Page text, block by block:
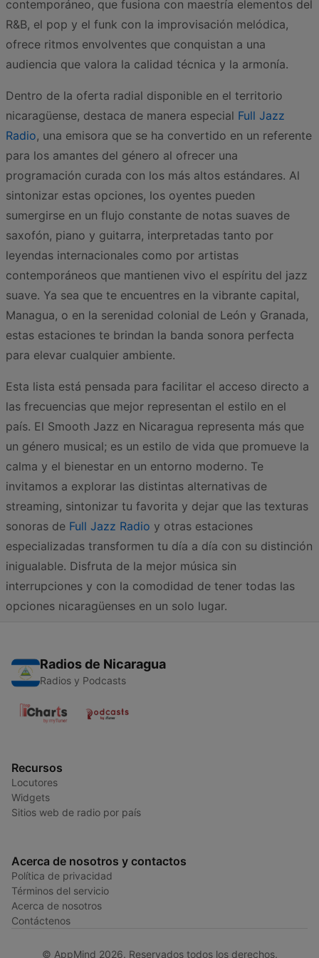
contemporáneo, que fusiona con maestría elementos del
R&B, el pop y el funk con la improvisación melódica,
ofrece ritmos envolventes que conquistan a una
audiencia que valora la calidad técnica y la armonía.
Dentro de la oferta radial disponible en el territorio
nicaragüense, destaca de manera especial Full Jazz
Radio, una emisora que se ha convertido en un referente
para los amantes del género al ofrecer una
programación curada con los más altos estándares. Al
sintonizar estas opciones, los oyentes pueden
sumergirse en un flujo constante de notas suaves de
saxofón, piano y guitarra, interpretadas tanto por
leyendas internacionales como por artistas
contemporáneos que mantienen vivo el espíritu del jazz
suave. Ya sea que te encuentres en la vibrante capital,
Managua, o en la serenidad colonial de León y Granada,
estas estaciones te brindan la banda sonora perfecta
para elevar cualquier ambiente.
Esta lista está pensada para facilitar el acceso directo a
las frecuencias que mejor representan el estilo en el
país. El Smooth Jazz en Nicaragua representa más que
un género musical; es un estilo de vida que promueve la
calma y el bienestar en un entorno moderno. Te
invitamos a explorar las distintas alternativas de
streaming, sintonizar tu favorita y dejar que las texturas
sonoras de Full Jazz Radio y otras estaciones
especializadas transformen tu día a día con su distinción
inigualable. Disfruta de la mejor música sin
interrupciones y con la comodidad de tener todas las
opciones nicaragüenses en un solo lugar.
Radios de Nicaragua
Radios y Podcasts
Recursos
Locutores
Widgets
Sitios web de radio por país
Acerca de nosotros y contactos
Política de privacidad
Términos del servicio
Acerca de nosotros
Contáctenos
© AppMind 2026. Reservados todos los derechos.